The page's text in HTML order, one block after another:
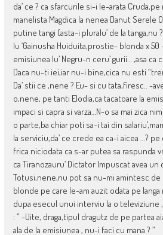
da’ ce ? ca sfarcurile si-i le-arata
manelista Magdica la nenea Danut Serele
putine tangi (asta-i pluralu’ de la
lu ‘Gainusha Huiduita,prostie- blonda x
emisiunea lu’ Negru-n ceru’ gurii… ,asa ca
Daca nu-ti iei,iar nu-i bine,cica nu esti
Da’ stii ce ,nene ? Eu- si cu tata,firesc.. -
o,nene, pe tanti Elodia,ca tacatoare la
impaci si capra si varza…N-o sa mai zica
o parte,ba chiar poti sa-i tai din
la serviciu,da’ ce crede ea ca-i aicea …?
frica niciodata ca s-ar putea sa raspunda
ca Tiranozauru’ Dictator Impuscat avea
Totusi,nene,nu pot sa nu-mi amintesc
blonde pe care le-am auzit odata pe
dupa esecul unui interviu la o televiziune
: ” -Uite, draga,tipul dragutz de pe partea
ala de la emisiunea , nu-i faci cu mana ? ”